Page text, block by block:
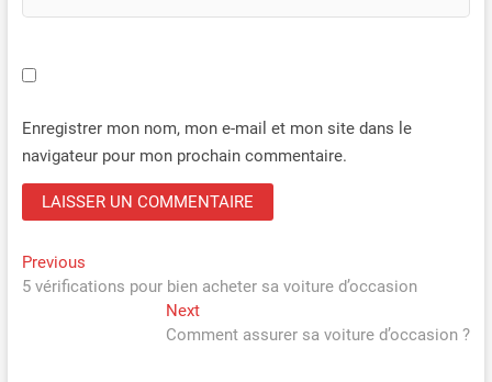
Enregistrer mon nom, mon e-mail et mon site dans le
navigateur pour mon prochain commentaire.
Navigation
de
PreviousPrevious
post:
5 vérifications pour bien acheter sa voiture d’occasion
NextNext
post:
Comment assurer sa voiture d’occasion ?